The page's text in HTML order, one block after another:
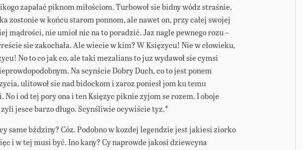
zapałać piknom miłościom. Turbowoł sie bidny wódz straśnie,
zostonie w końcu starom ponnom, ale nawet on, przy całej swojej
mądrości, nie umioł nic na to poradzić. Jaz nagle pewnego rozu –
sie zakochała. Ale wiecie w kim? W Księzycu! Nie w cłowieku,
No to co jak co, ale taki mezalians to juz wydawoł sie cymsi
Na scynście Dobry Duch, co to jest ponem
ulitowoł sie nad bidockom i zaroz poniesł jom ku temu
No i od tej pory ona i ten Księzyc piknie zyjom se rozem. I oboje
jesce barzo długo. Scynśliwie ocywiście tyz.*
same bździny? Cóz. Podobno w kozdej legendzie jest jakiesi ziorko
i w tej musi być. Ino kany? Cy naprowde jakosi dziewcyna